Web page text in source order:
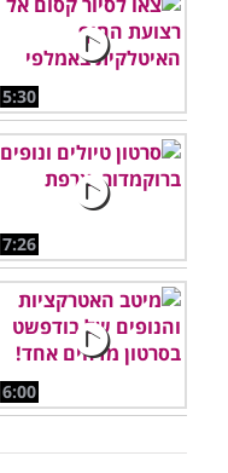
5:30
7:26
6:00